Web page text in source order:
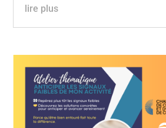
lire plus